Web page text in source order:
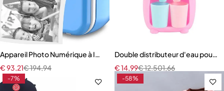
Appareil Photo Numérique à Impression Instantanée pour Enfant
€194,94
€93,21
Double distributeur d'eau pour
€12.501,66
€14,99
-7% -58%